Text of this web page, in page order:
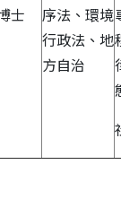
士
序法、環境
行政法、地
方自治